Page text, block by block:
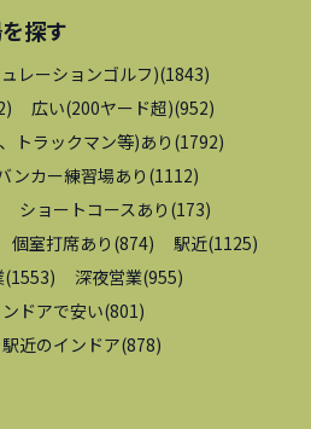
を探す
レーションゴルフ)(1843)
) 広い(200ヤード超)(952)
トラックマン等)あり (1792)
ンカー練習場あり (1112)
ショートコースあり (173)
個室打席あり (874) 駅近(1125)
(1553) 深夜営業(955)
ドアで安い(801)
駅近のインドア(878)